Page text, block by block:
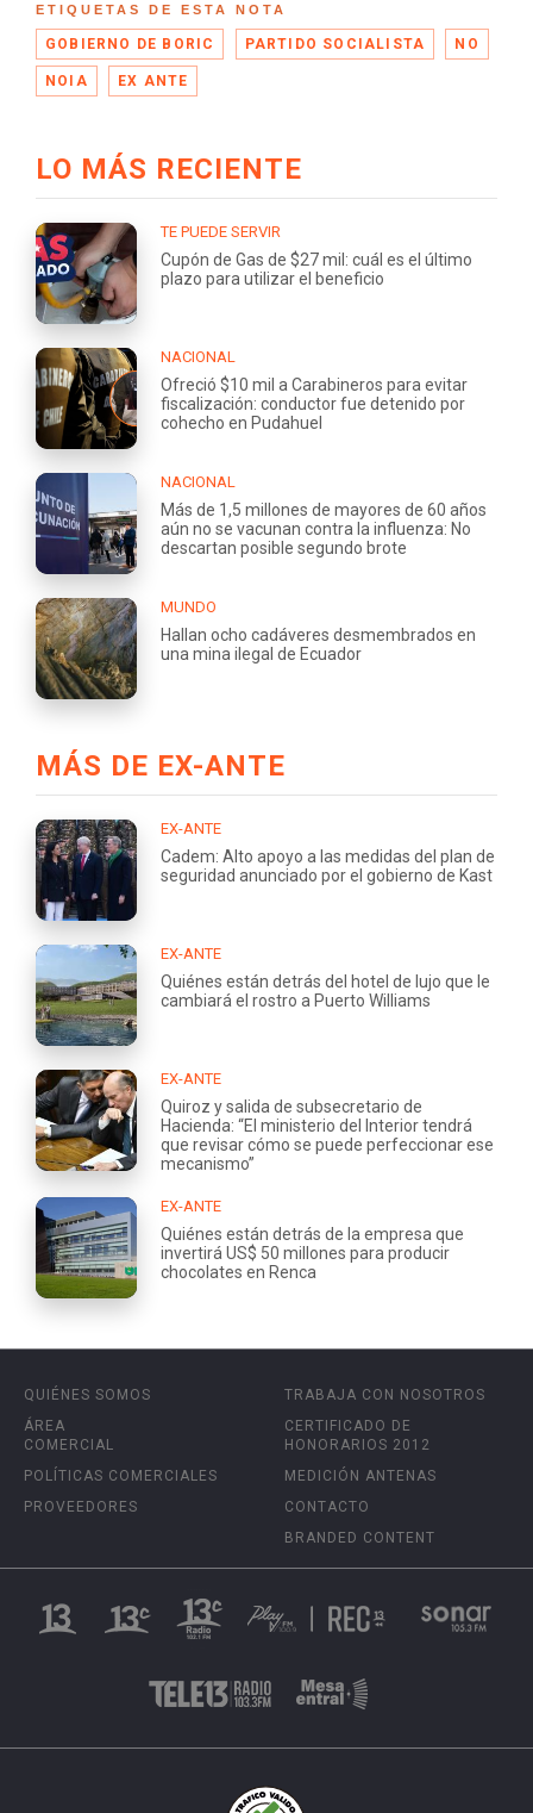
ETIQUETAS DE ESTA NOTA
GOBIERNO DE BORIC PARTIDO SOCIALISTA NO
NOIA EX ANTE
LO MÁS RECIENTE
TE PUEDE SERVIR
Cupón de Gas de $27 mil: cuál es el último
plazo para utilizar el beneficio
NACIONAL
Ofreció $10 mil a Carabineros para evitar
fiscalización: conductor fue detenido por
cohecho en Pudahuel
NACIONAL
Más de 1,5 millones de mayores de 60 años
aún no se vacunan contra la influenza: No
descartan posible segundo brote
MUNDO
Hallan ocho cadáveres desmembrados en
una mina ilegal de Ecuador
MÁS DE EX-ANTE
EX-ANTE
Cadem: Alto apoyo a las medidas del plan de
seguridad anunciado por el gobierno de Kast
EX-ANTE
Quiénes están detrás del hotel de lujo que le
cambiará el rostro a Puerto Williams
EX-ANTE
Quiroz y salida de subsecretario de
Hacienda: “El ministerio del Interior tendrá
que revisar cómo se puede perfeccionar ese
mecanismo”
EX-ANTE
Quiénes están detrás de la empresa que
invertirá US$ 50 millones para producir
chocolates en Renca
QUIÉNES SOMOS
ÁREA
COMERCIAL
POLÍTICAS COMERCIALES
PROVEEDORES
TRABAJA CON NOSOTROS
CERTIFICADO DE
HONORARIOS 2012
MEDICIÓN ANTENAS
CONTACTO
BRANDED CONTENT